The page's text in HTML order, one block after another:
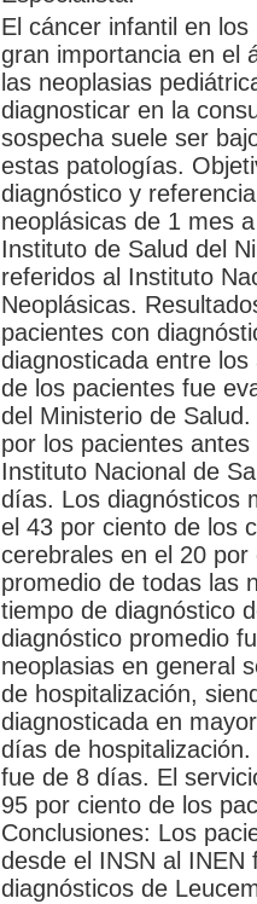
El cáncer infantil en
gran importancia en el
las neoplasias
diagnosticar en la
sospecha suele ser
estas patologías.
diagnóstico y
neoplásicas de 1 mes
Instituto de Salud del
referidos al Instituto
Neoplásicas.
pacientes con
diagnosticada entre
de los pacientes fue
del Ministerio de
por los pacientes
Instituto Nacional de
días. Los diagnósticos
el 43 por ciento de los
cerebrales en el 20
promedio de todas las
tiempo de diagnóstico
diagnóstico promedio
neoplasias en general
de hospitalización,
diagnosticada en
días de
fue de 8 días. El
95 por ciento de los
Conclusiones: Los
desde el INSN al INEN
diagnósticos de